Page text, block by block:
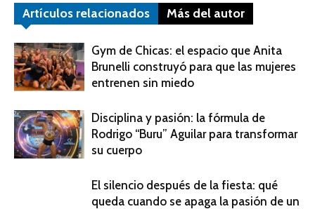
Artículos relacionados Más del autor
Gym de Chicas: el espacio que Anita
Brunelli construyó para que las mujeres
entrenen sin miedo
Disciplina y pasión: la fórmula de
Rodrigo “Buru” Aguilar para transformar
su cuerpo
El silencio después de la fiesta: qué
queda cuando se apaga la pasión de un